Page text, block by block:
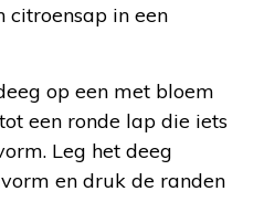
citroensap in een
op een met bloem
een ronde lap die iets
Leg het deeg
en druk de randen